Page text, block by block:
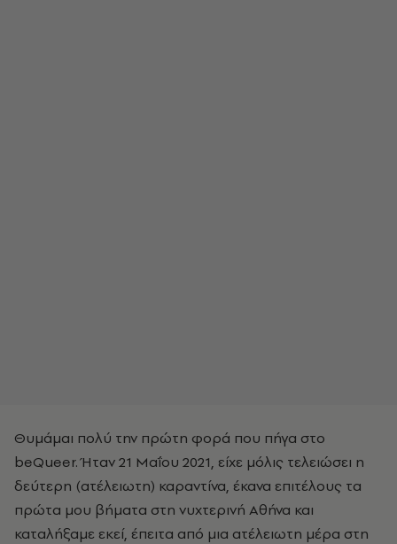
Θυμάμαι πολύ την πρώτη φορά που πήγα στο
beQueer. Ήταν 21 Μαΐου 2021, είχε μόλις τελειώσει η
δεύτερη (ατέλειωτη) καραντίνα, έκανα επιτέλους τα
πρώτα μου βήματα στη νυχτερινή Αθήνα και
καταλήξαμε εκεί, έπειτα από μια ατέλειωτη μέρα στη